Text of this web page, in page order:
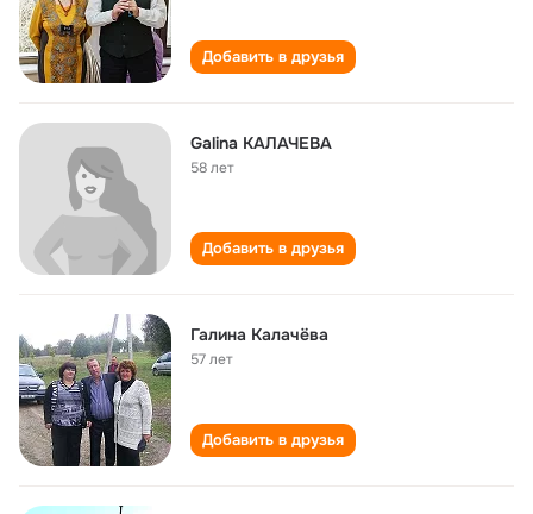
Добавить в друзья
Galina КАЛАЧЕВА
58 лет
Добавить в друзья
Галина Калачёва
57 лет
Добавить в друзья